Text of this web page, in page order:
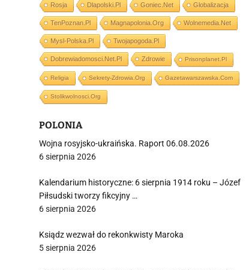
Rosja Dlapolski.pl Goniec.net Globalizacja
TenPoznan.pl Magnapolonia.org Wolnemedia.net
Mysl-Polska.pl Twojapogoda.pl
Dobrewiadomosci.net.pl Zdrowie Prisonplanet.pl
Religia Sekrety-Zdrowia.org Gazetawarszawska.com
Stolikwolnosci.org
POLONIA
Wojna rosyjsko-ukraińska. Raport 06.08.2026
6 sierpnia 2026
Kalendarium historyczne: 6 sierpnia 1914 roku – Józef
Piłsudski tworzy fikcyjny …
6 sierpnia 2026
Ksiądz wezwał do rekonkwisty Maroka
5 sierpnia 2026